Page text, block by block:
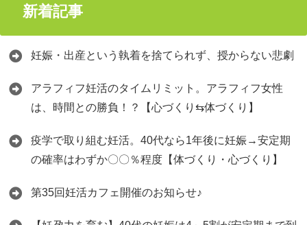
新着記事
妊娠・出産という執着を捨てられず、授からない悲劇
アラフィフ妊活のタイムリミット。アラフィフ女性
は、時間との勝負！？【心づくり⇆体づくり】
疫学で取り組む妊活。40代なら1年後に妊娠→安定期
の確率はわずか〇〇％程度【体づくり・心づくり】
第35回妊活カフェ開催のお知らせ♪